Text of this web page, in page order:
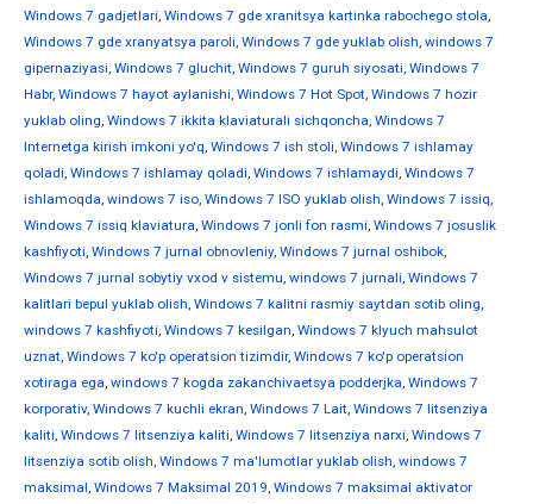
Windows 7 gadjetlari, Windows 7 gde xranitsya kartinka rabochego stola,
Windows 7 gde xranyatsya paroli, Windows 7 gde yuklab olish, windows 7
gipernaziyasi, Windows 7 gluchit, Windows 7 guruh siyosati, Windows 7
Habr, Windows 7 hayot aylanishi, Windows 7 Hot Spot, Windows 7 hozir
yuklab oling, Windows 7 ikkita klaviaturali sichqoncha, Windows 7
Internetga kirish imkoni yo'q, Windows 7 ish stoli, Windows 7 ishlamay
qoladi, Windows 7 ishlamay qoladi, Windows 7 ishlamaydi, Windows 7
ishlamoqda, windows 7 iso, Windows 7 ISO yuklab olish, Windows 7 issiq,
Windows 7 issiq klaviatura, Windows 7 jonli fon rasmi, Windows 7 josuslik
kashfiyoti, Windows 7 jurnal obnovleniy, Windows 7 jurnal oshibok,
Windows 7 jurnal sobytiy vxod v sistemu, windows 7 jurnali, Windows 7
kalitlari bepul yuklab olish, Windows 7 kalitni rasmiy saytdan sotib oling,
windows 7 kashfiyoti, Windows 7 kesilgan, Windows 7 klyuch mahsulot
uznat, Windows 7 ko'p operatsion tizimdir, Windows 7 ko'p operatsion
xotiraga ega, windows 7 kogda zakanchivaetsya podderjka, Windows 7
korporativ, Windows 7 kuchli ekran, Windows 7 Lait, Windows 7 litsenziya
kaliti, Windows 7 litsenziya kaliti, Windows 7 litsenziya narxi, Windows 7
litsenziya sotib olish, Windows 7 ma'lumotlar yuklab olish, windows 7
maksimal, Windows 7 Maksimal 2019, Windows 7 maksimal aktivator